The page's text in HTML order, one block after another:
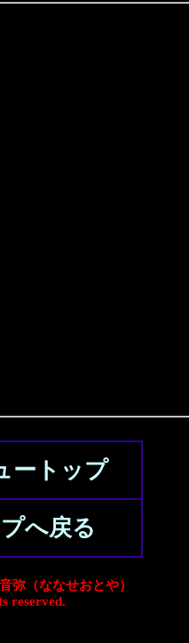
ートップ
へ戻る
弥（ななせおとや）
reserved.